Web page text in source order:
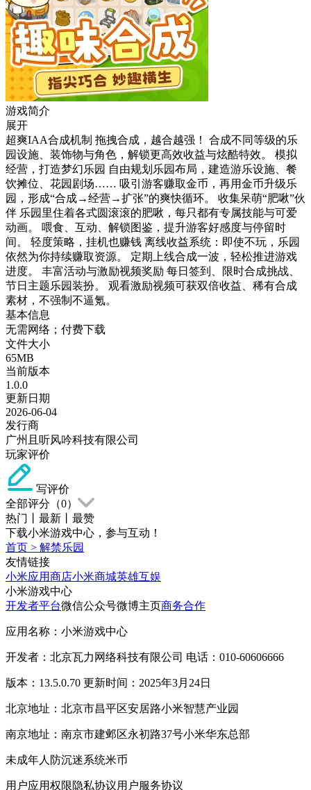
游戏简介
展开
超爽IAA合成机制 拖拽合成，越合越强！ 合成不同等级的乐
园设施、装饰物与角色，解锁更高效收益与炫酷特效。 模拟
经营，打造梦幻乐园 自由规划乐园布局，建造游乐设施、餐
饮摊位、花园剧场…… 吸引游客赚取金币，再用金币升级乐
园，形成“合成→经营→扩张”的爽快循环。 收集呆萌“肥啾”伙
伴 乐园里住着各式圆滚滚的肥啾，每只都有专属技能与可爱
动画。 喂食、互动、解锁图鉴，提升游客好感度与停留时
间。 轻度策略，挂机也赚钱 离线收益系统：即使不玩，乐园
依然为你持续赚取资源。 定期上线合成一波，轻松推进游戏
进度。 丰富活动与激励视频奖励 每日签到、限时合成挑战、
节日主题乐园装扮。 观看激励视频可获双倍收益、稀有合成
素材，不强制不逼氪。
基本信息
无需网络；付费下载
文件大小
65MB
当前版本
1.0.0
更新日期
2026-06-04
发行商
广州且听风吟科技有限公司
玩家评价
写评价
全部评分（0）
热门
最新
最赞
下载小米游戏中心，参与互动！
首页 > 解禁乐园
友情链接
小米应用商店小米商城英雄互娱
小米游戏中心
开发者平台微信公众号微博主页商务合作
应用名称：小米游戏中心
开发者：北京瓦力网络科技有限公司 电话：010-60606666
版本：13.5.0.70 更新时间：2025年3月24日
北京地址：北京市昌平区安居路小米智慧产业园
南京地址：南京市建邺区永初路37号小米华东总部
未成年人防沉迷系统米币
用户应用权限隐私协议用户服务协议